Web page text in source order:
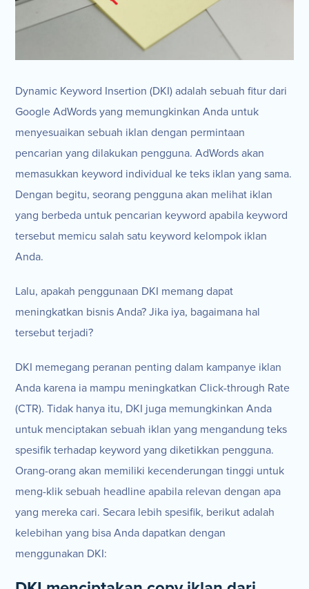
Dynamic Keyword Insertion (DKI) adalah sebuah fitur dari
Google AdWords yang memungkinkan Anda untuk
menyesuaikan sebuah iklan dengan permintaan
pencarian yang dilakukan pengguna. AdWords akan
memasukkan keyword individual ke teks iklan yang sama.
Dengan begitu, seorang pengguna akan melihat iklan
yang berbeda untuk pencarian keyword apabila keyword
tersebut memicu salah satu keyword kelompok iklan
Anda.
Lalu, apakah penggunaan DKI memang dapat
meningkatkan bisnis Anda? Jika iya, bagaimana hal
tersebut terjadi?
DKI memegang peranan penting dalam kampanye iklan
Anda karena ia mampu meningkatkan Click-through Rate
(CTR). Tidak hanya itu, DKI juga memungkinkan Anda
untuk menciptakan sebuah iklan yang mengandung teks
spesifik terhadap keyword yang diketikkan pengguna.
Orang-orang akan memiliki kecenderungan tinggi untuk
meng-klik sebuah headline apabila relevan dengan apa
yang mereka cari. Secara lebih spesifik, berikut adalah
kelebihan yang bisa Anda dapatkan dengan
menggunakan DKI: